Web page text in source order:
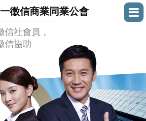
徵信商業同業公會
信社會員，
信協助